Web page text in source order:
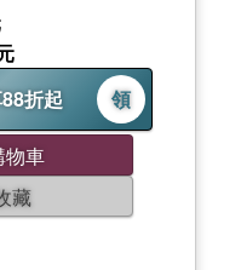
折起
領
物車
藏